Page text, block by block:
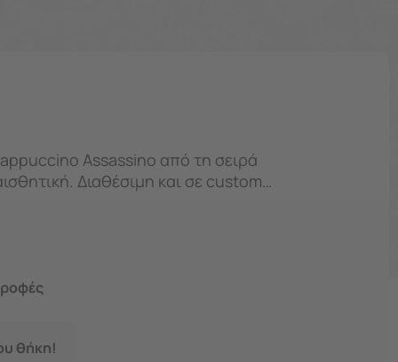
Διαθέσιμη και σε custom
θήκη!